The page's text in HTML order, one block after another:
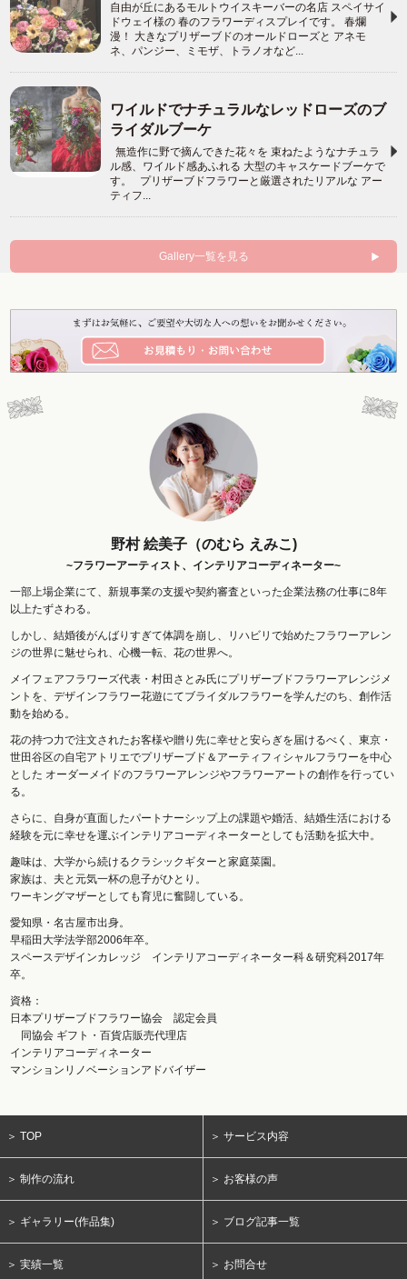
自由が丘にあるモルトウイスキーバーの名店 スペイサイ
ドウェイ様の 春のフラワーディスプレイです。 春爛
漫！ 大きなプリザーブドのオールドローズと アネモ
ネ、パンジー、ミモザ、トラノオなど...
ワイルドでナチュラルなレッドローズのブ
ライダルブーケ
無造作に野で摘んできた花々を 束ねたようなナチュラ
ル感、ワイルド感あふれる 大型のキャスケードブーケで
す。 プリザーブドフラワーと厳選されたリアルな アー
ティフ...
Gallery一覧を見る
野村 絵美子（のむら えみこ)
~フラワーアーティスト、インテリアコーディネーター~
一部上場企業にて、新規事業の支援や契約審査といった企業法務の仕事に8年
以上たずさわる。
しかし、結婚後がんばりすぎて体調を崩し、リハビリで始めたフラワーアレン
ジの世界に魅せられ、心機一転、花の世界へ。
メイフェアフラワーズ代表・村田さとみ氏にプリザーブドフラワーアレンジメ
ントを、デザインフラワー花遊にてブライダルフラワーを学んだのち、創作活
動を始める。
花の持つ力で注文されたお客様や贈り先に幸せと安らぎを届けるべく、東京・
世田谷区の自宅アトリエでプリザーブド＆アーティフィシャルフラワーを中心
とした オーダーメイドのフラワーアレンジやフラワーアートの創作を行ってい
る。
さらに、自身が直面したパートナーシップ上の課題や婚活、結婚生活における
経験を元に幸せを運ぶインテリアコーディネーターとしても活動を拡大中。
趣味は、大学から続けるクラシックギターと家庭菜園。
家族は、夫と元気一杯の息子がひとり。
ワーキングマザーとしても育児に奮闘している。
愛知県・名古屋市出身。
早稲田大学法学部2006年卒。
スペースデザインカレッジ インテリアコーディネーター科＆研究科2017年
卒。
資格：
日本プリザーブドフラワー協会 認定会員
同協会 ギフト・百貨店販売代理店
インテリアコーディネーター
マンションリノベーションアドバイザー
＞ TOP ＞ サービス内容
＞ 制作の流れ ＞ お客様の声
＞ ギャラリー(作品集) ＞ ブログ記事一覧
＞ 実績一覧 ＞ お問合せ